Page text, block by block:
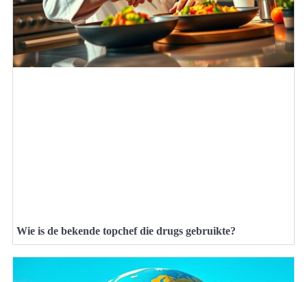
Wie is de bekende topchef die drugs gebruikte?